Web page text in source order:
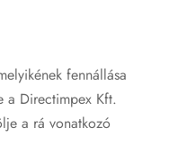
fennállása
a Directimpex Kft.
a rá vonatkozó